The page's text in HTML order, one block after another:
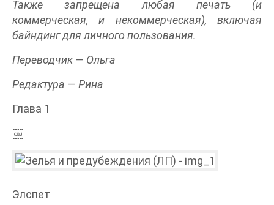
Также запрещена любая печать (и
коммерческая, и некоммерческая), включая
байндинг для личного пользования.
Переводчик — Ольга
Редактура — Рина
Глава 1
￼
Элспет